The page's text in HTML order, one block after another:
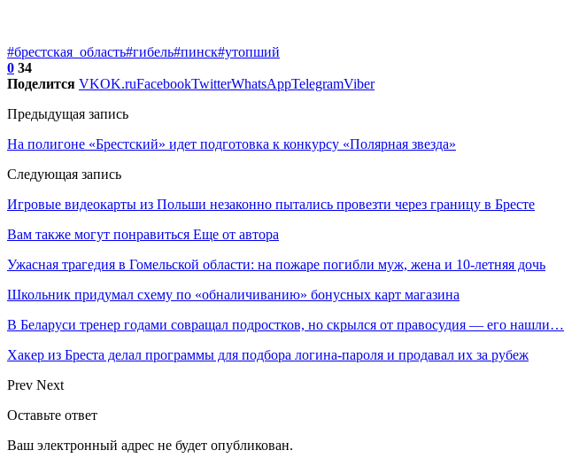
#брестская_область#гибель#пинск#утопший
0 34
Поделится VKOK.ruFacebookTwitterWhatsAppTelegramViber
Предыдущая запись
На полигоне «Брестский» идет подготовка к конкурсу «Полярная звезда»
Следующая запись
Игровые видеокарты из Польши незаконно пытались провезти через границу в Бресте
Вам также могут понравиться Еще от автора
Ужасная трагедия в Гомельской области: на пожаре погибли муж, жена и 10-летняя дочь
Школьник придумал схему по «обналичиванию» бонусных карт магазина
В Беларуси тренер годами совращал подростков, но скрылся от правосудия — его нашли…
Хакер из Бреста делал программы для подбора логина-пароля и продавал их за рубеж
Prev Next
Оставьте ответ
Ваш электронный адрес не будет опубликован.